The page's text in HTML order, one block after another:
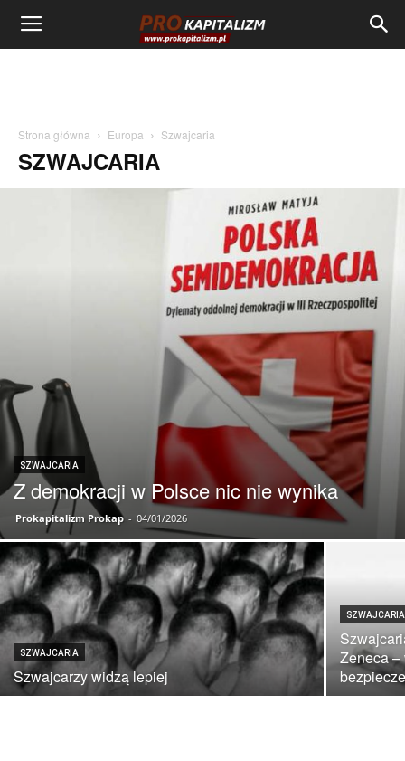
Strona główna Europa Szwajcaria
SZWAJCARIA
SZWAJCARIA
Z demokracji w Polsce nic nie wynika
Prokapitalizm Prokap - 04/01/2026
SZWAJCARIA
Szwajcarzy widzą lepiej
SZWAJCARIA
Zeneca